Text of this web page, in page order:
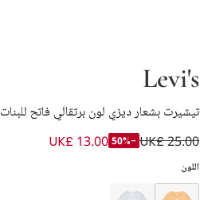
Levi's
تيشيرت بشعار ديزي لون برتقالي فاتح للبنات
UK£ 25.00
-50%
UK£ 13.00
اللون